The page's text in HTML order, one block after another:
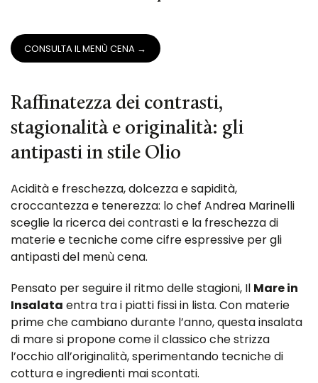
CONSULTA IL MENÙ CENA →
Raffinatezza dei contrasti,
stagionalità e originalità: gli
antipasti in stile Olio
Acidità e freschezza, dolcezza e sapidità,
croccantezza e tenerezza: lo chef Andrea Marinelli
sceglie la ricerca dei contrasti e la freschezza di
materie e tecniche come cifre espressive per gli
antipasti del menù cena.
Pensato per seguire il ritmo delle stagioni, Il Mare in
Insalata entra tra i piatti fissi in lista. Con materie
prime che cambiano durante l’anno, questa insalata
di mare si propone come il classico che strizza
l’occhio all’originalità, sperimentando tecniche di
cottura e ingredienti mai scontati.